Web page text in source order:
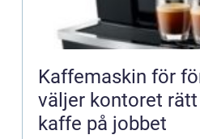
Kaffemaskin för
väljer kontoret
kaffe på jobbet